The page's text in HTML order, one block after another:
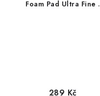
Foam Pad Ultra Fine -
289 Kč